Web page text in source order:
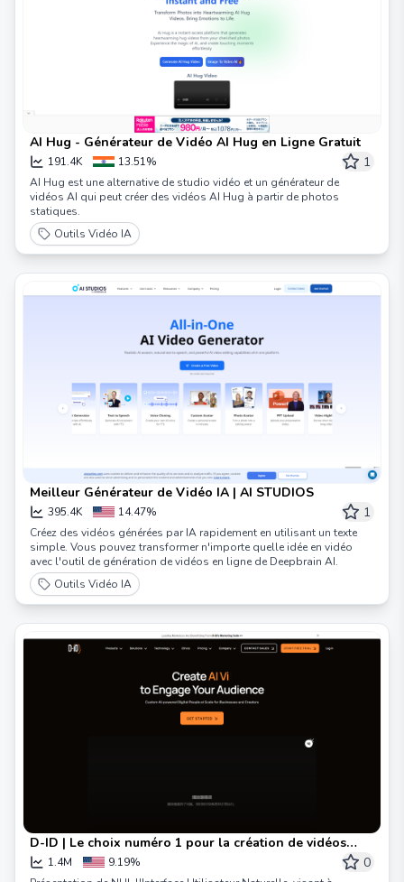
AI Hug - Générateur de Vidéo AI Hug en Ligne Gratuit
191.4K 13.51% 1
AI Hug est une alternative de studio vidéo et un générateur de
vidéos AI qui peut créer des vidéos AI Hug à partir de photos
statiques.
Outils Vidéo IA
Meilleur Générateur de Vidéo IA | AI STUDIOS
395.4K 14.47% 1
Créez des vidéos générées par IA rapidement en utilisant un texte
simple. Vous pouvez transformer n'importe quelle idée en vidéo
avec l'outil de génération de vidéos en ligne de Deepbrain AI.
Outils Vidéo IA
D-ID | Le choix numéro 1 pour la création de vidéos
générées par IA
1.4M 9.19% 0